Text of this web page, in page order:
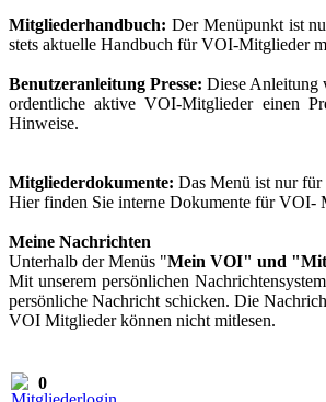
Mitgliederhandbuch: Der Menüpunkt ist
stets aktuelle Handbuch für VOI-Mitglieder
Benutzeranleitung Presse: Diese Anleitung
ordentliche aktive VOI-Mitglieder einen
Hinweise.
Mitgliederdokumente: Das Menü ist nur
Hier finden Sie interne Dokumente für VOI-
Meine Nachrichten
Unterhalb der Menüs "Mein VOI" und
Mit unserem persönlichen
persönliche Nachricht schicken. Die
VOI Mitglieder können nicht mitlesen.
0